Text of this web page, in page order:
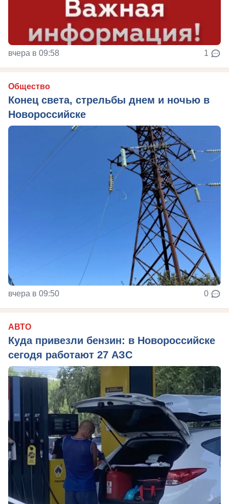
вчера в 09:58 1
Общество
Конец света, стрельбы днем и ночью в
Новороссийске
вчера в 09:50 0
АВТО
Куда привезли бензин: в Новороссийске
сегодя работают 27 АЗС